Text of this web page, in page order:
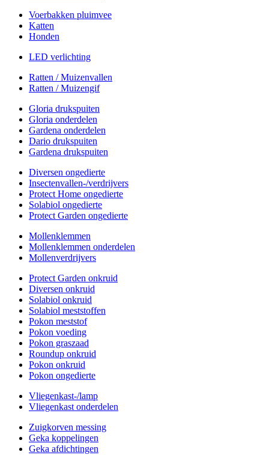
Voerbakken pluimvee
Katten
Honden
LED verlichting
Ratten / Muizenvallen
Ratten / Muizengif
Gloria drukspuiten
Gloria onderdelen
Gardena onderdelen
Dario drukspuiten
Gardena drukspuiten
Diversen ongedierte
Insectenvallen-/verdrijvers
Protect Home ongedierte
Solabiol ongedierte
Protect Garden ongedierte
Mollenklemmen
Mollenklemmen onderdelen
Mollenverdrijvers
Protect Garden onkruid
Diversen onkruid
Solabiol onkruid
Solabiol meststoffen
Pokon meststof
Pokon voeding
Pokon graszaad
Roundup onkruid
Pokon onkruid
Pokon ongedierte
Vliegenkast-/lamp
Vliegenkast onderdelen
Zuigkorven messing
Geka koppelingen
Geka afdichtingen